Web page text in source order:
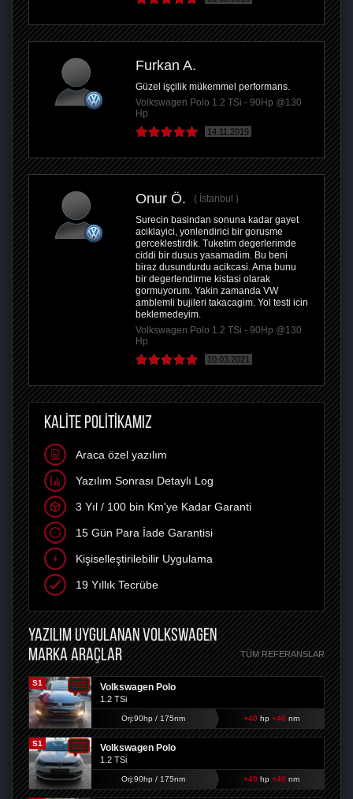
Furkan A.
Güzel işçilik mükemmel performans.
Volkswagen Polo 1.2 TSi - 90Hp @130
Hp
14.11.2019
Onur Ö.
İstanbul
Surecin basindan sonuna kadar gayet
aciklayici, yonlendirici bir gorusme
gerceklestirdik. Tuketim degerlerimde
ciddi bir dusus yasamadim. Bu beni
biraz dusundurdu acikcasi. Ama bunu
bir degerlendirme kistasi olarak
gormuyorum. Yakin zamanda VW
amblemli bujileri takacagim. Yol testi icin
beklemedeyim.
Volkswagen Polo 1.2 TSi - 90Hp @130
Hp
10.03.2021
KALİTE POLİTİKAMIZ
Araca özel yazılım
Yazılım Sonrası Detaylı Log
3 Yıl / 100 bin Km'ye Kadar Garanti
15 Gün Para İade Garantisi
Kişiselleştirilebilir Uygulama
19 Yıllık Tecrübe
YAZILIM UYGULANAN VOLKSWAGEN
MARKA ARAÇLAR
TÜM REFERANSLAR
S1 Volkswagen Polo
1.2 TSi
Orj:90hp / 175nm +40 hp +40 nm
S1 Volkswagen Polo
1.2 TSi
Orj:90hp / 175nm +40 hp +40 nm